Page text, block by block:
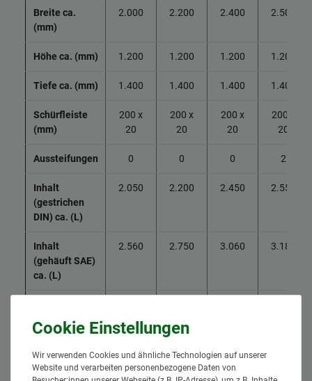
Breite ca.
(mm)
2.000 2.200 2.400 2.500
Höhe ca. (mm) 1.200 1.200 1.200 1.200
Tiefe ca. (mm) 1.400 1.400 1.400 1.400
Schürfleiste
(mm)
200 x
20
200 x
20
200 x
20
200 x
20
Aussteifungen 0 0 0 2
Inhalt
(gestrichen
DIN) ca. (L)
2.050 2.200 2.450 2.550
Inhalt
(gehäuft SAE)
ca. (L)
2.560 2.750 3.060 3.180
Wir verwenden Cookies und ähnliche Technologien auf unserer
Website und verarbeiten personenbezogene Daten von